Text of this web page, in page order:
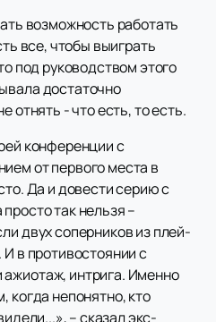
возможность работать
все, чтобы выиграть
под руководством этого
достаточно
отнять - что есть, то есть.
конференции с
от первого места в
Да и довести серию с
так нельзя –
двух соперников из плей-
в противостоянии с
интрига. Именно
когда непонятно, кто
– сказал экс-